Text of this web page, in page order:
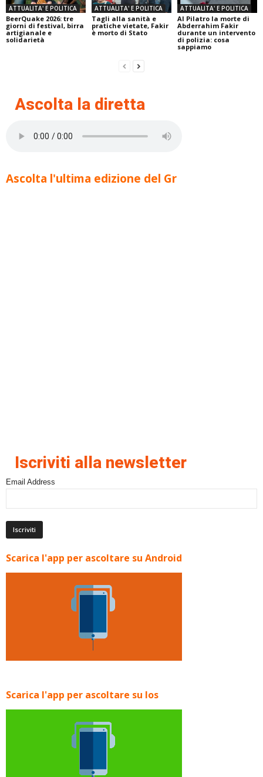
ATTUALITA' E POLITICA
BeerQuake 2026: tre
giorni di festival, birra
artigianale e
solidarietà
ATTUALITA' E POLITICA
Tagli alla sanità e
pratiche vietate, Fakir
è morto di Stato
ATTUALITA' E POLITICA
Al Pilatro la morte di
Abderrahim Fakir
durante un intervento
di polizia: cosa
sappiamo
Ascolta la diretta
Ascolta l'ultima edizione del Gr
Iscriviti alla newsletter
Email Address
Scarica l'app per ascoltare su Android
Scarica l'app per ascoltare su Ios